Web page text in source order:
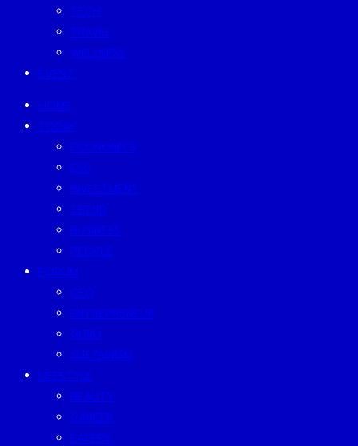
TECH
TRAVEL
WELLNESS
EVENT
HOME
TODAY
ECONOMICS
ESG
INVESTMENT
TREND
BUSINESS
PEOPLE
FORUM
CEO
ENTREPRENEUR
GURU
SUSTAINISM
LIFESTYLE
BEAUTY
CAREER
EATERY